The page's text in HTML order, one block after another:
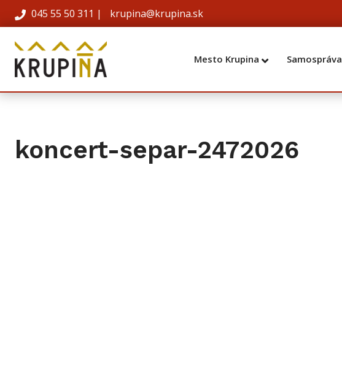
045 55 50 311 | krupina@krupina.sk
Mesto Krupina Samospráva
koncert-separ-2472026